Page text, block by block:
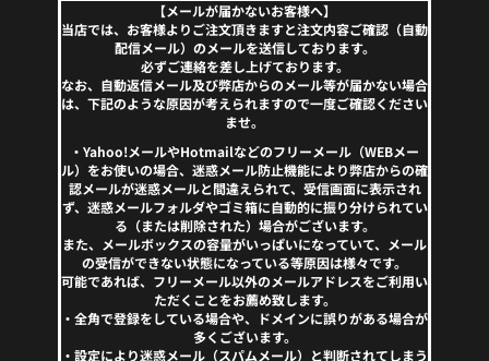
【メールが届かないお客様へ】
当店では、お客様よりご注文頂きますと注文内容ご確認（自動
配信メール）のメールを送信しております。
必ずご連絡を差し上げております。
なお、自動返信メール及び弊店からのメール等が届かない場合
は、下記のような原因が考えられますので一度ご確認ください
ませ。
・Yahoo!メールやHotmailなどのフリーメール（WEBメー
ル）をお使いの場合、迷惑メール防止機能により弊店からの確
認メールが迷惑メールと間違えられて、受信画面に表示され
ず、迷惑メールフォルダやゴミ箱に自動的に振り分けられてい
る（または削除された）場合がございます。
また、メールボックスの容量がいっぱいになっていて、メール
の受信ができない状態になっている等原因は様々です。
可能であれば、フリーメール以外のメールアドレスをご利用い
ただくことをお薦め致します。
・全角で登録をしている場合や、ドメインに誤りがある場合が
多くございます。
・設定により迷惑メール（スパムメール）と判断されてしまう